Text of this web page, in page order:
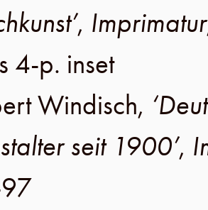
, Imprimatur
4-p. inset
Windisch,
seit 1900’,